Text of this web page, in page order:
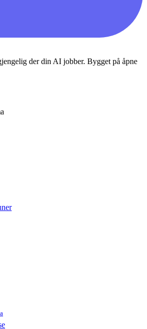
der din AI jobber. Bygget på åpne